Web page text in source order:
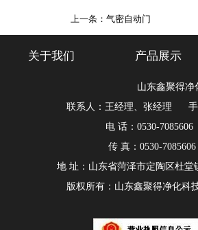
上一条：气密自动门
关于我们 产品展示
山东鑫聚得净
联系人：王经理、张经理 手
电 话：0530-
传 真：0530-
地 址：山东省菏泽市定陶区杜堂
版权所有：山东鑫聚得净化科